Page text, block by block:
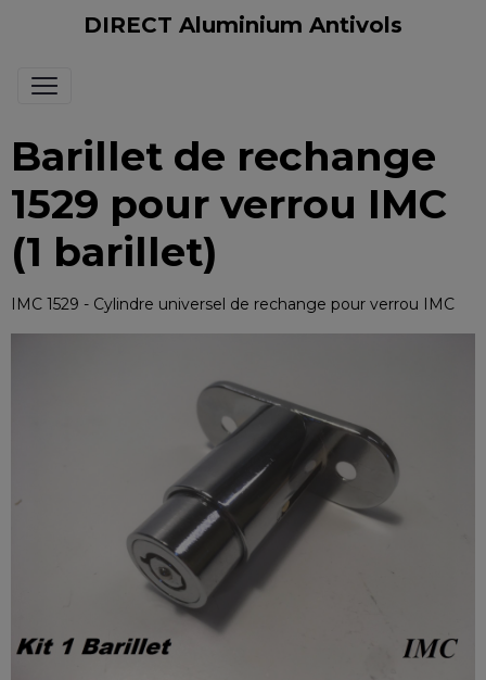
DIRECT Aluminium Antivols
Barillet de rechange
1529 pour verrou IMC
(1 barillet)
IMC 1529 - Cylindre universel de rechange pour verrou IMC